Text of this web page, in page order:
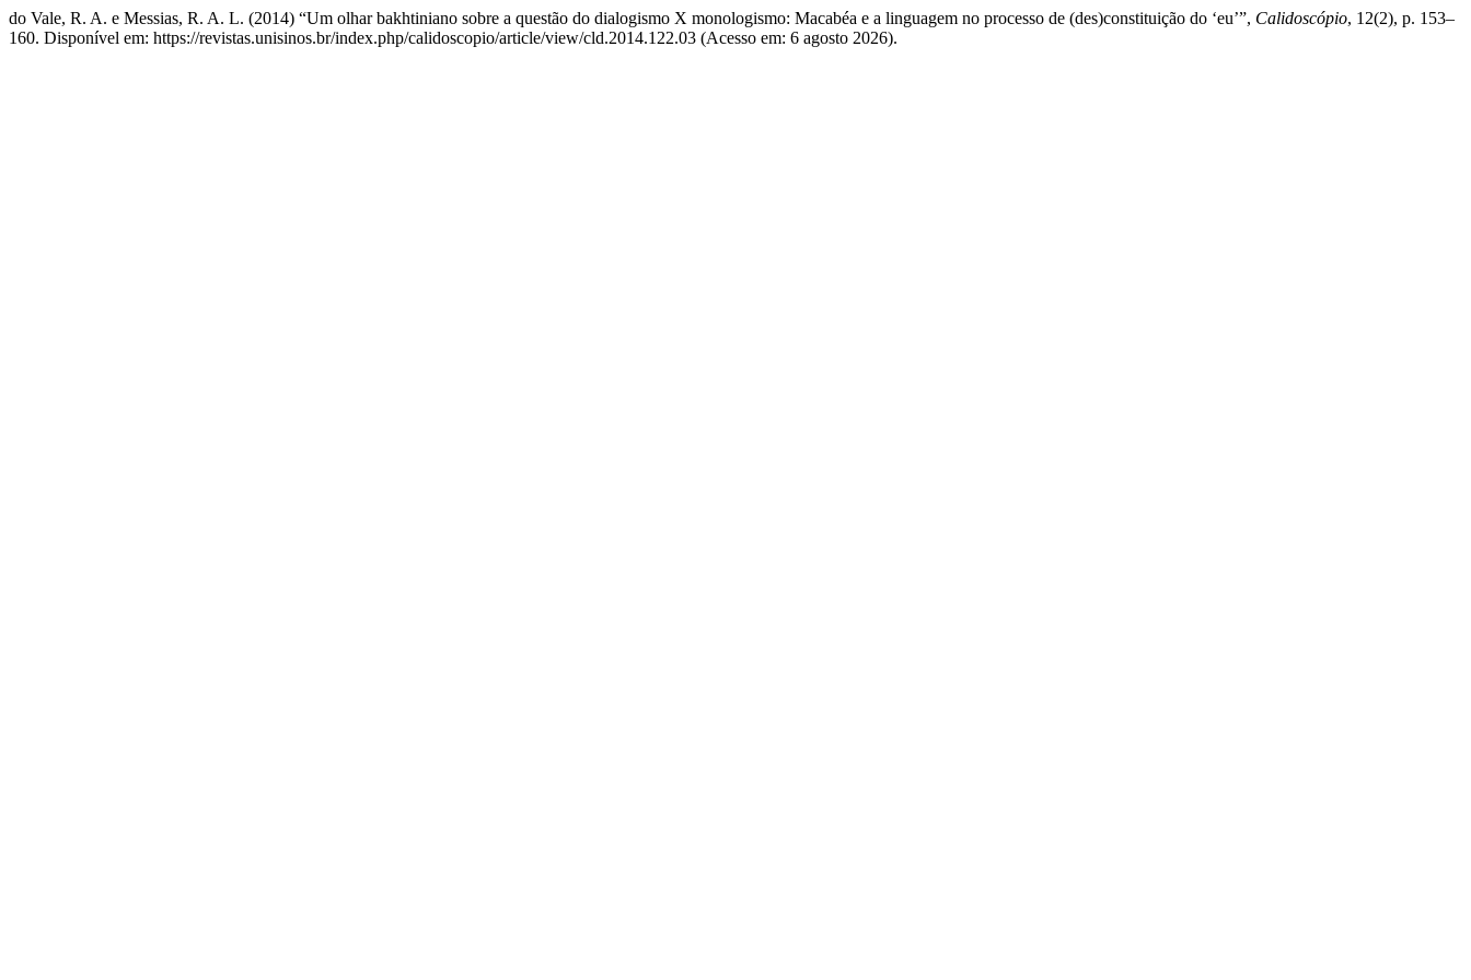
do Vale, R. A. e Messias, R. A. L. (2014) “Um olhar bakhtiniano sobre a questão do dialogismo X monologismo: Macabéa e a linguagem no processo de (des)constituição do ‘eu’”, Calidoscópio, 12(2), p. 153–
160. Disponível em: https://revistas.unisinos.br/index.php/calidoscopio/article/view/cld.2014.122.03 (Acesso em: 6 agosto 2026).